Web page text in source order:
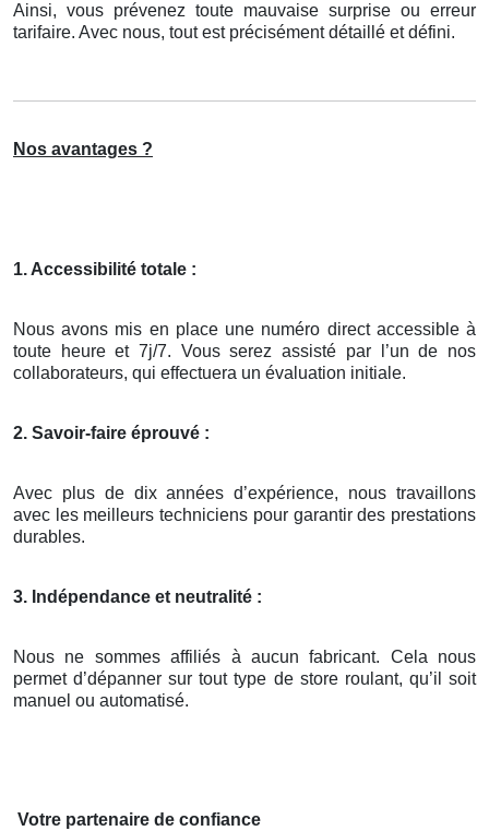
Ainsi, vous prévenez toute mauvaise surprise ou erreur
tarifaire. Avec nous, tout est précisément détaillé et défini.
Nos avantages ?
1. Accessibilité totale :
Nous avons mis en place une numéro direct accessible à
toute heure et 7j/7. Vous serez assisté par l’un de nos
collaborateurs, qui effectuera un évaluation initiale.
2. Savoir-faire éprouvé :
Avec plus de dix années d’expérience, nous travaillons
avec les meilleurs techniciens pour garantir des prestations
durables.
3. Indépendance et neutralité :
Nous ne sommes affiliés à aucun fabricant. Cela nous
permet d’dépanner sur tout type de store roulant, qu’il soit
manuel ou automatisé.
Votre partenaire de confiance